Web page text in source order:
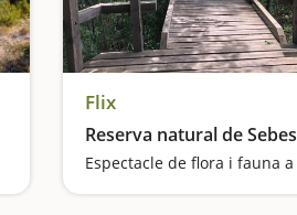
Flix
Reserva natural de Sebes